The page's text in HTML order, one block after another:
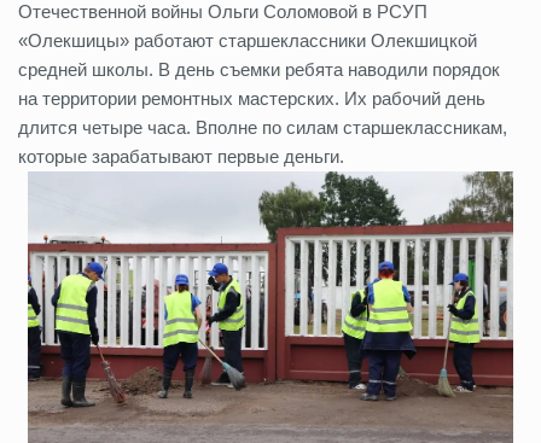
Отечественной войны Ольги Соломовой в РСУП
«Олекшицы» работают старшеклассники Олекшицкой
средней школы. В день съемки ребята наводили порядок
на территории ремонтных мастерских. Их рабочий день
длится четыре часа. Вполне по силам старшеклассникам,
которые зарабатывают первые деньги.